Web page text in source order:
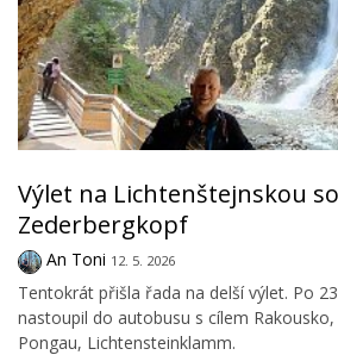
Výlet na Lichtenštejnskou
Zederbergkopf
An Toni 12. 5. 2026
Tentokrát přišla řada na delší výlet. Po
nastoupil do autobusu s cílem Rakousko,
Pongau, Lichtensteinklamm.